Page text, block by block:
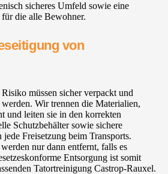
sicheres Umfeld sowie eine
die alle Bewohner.
von
müssen sicher verpackt und
Wir trennen die Materialien,
und leiten sie in den korrekten
Schutzbehälter sowie sichere
Freisetzung beim Transports.
nur dann entfernt, falls es
Entsorgung ist somit
Tatortreinigung Castrop-Rauxel.